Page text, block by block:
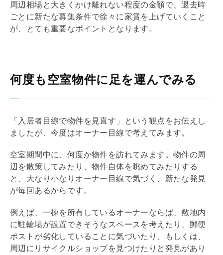
周辺相場と大きくかけ離れない程度の金額で、退去時
ごとに新たな募集条件で徐々に家賃を上げていくこと
が、とても重要なポイントとなります。
何度も空室物件に足を運んでみる
「入居者目線で物件を見直す」という観点をお伝えし
ましたが、今度はオーナー目線で考えてみます。
空室期間中に、何度か物件を訪れてみます。物件の周
辺を散策してみたり、物件自体を眺めてみたりする
と、大なり小なりオーナー目線で気づく、新たな発見
が毎回あるからです。
例えば、一棟を所有しているオーナーならば、敷地内
に駐輪場が設置できそうなスペースを考えたり、郵便
ポストが劣化していることに気づいたり、もしくは、
周辺にリサイクルショップを見つけたりと発見があり